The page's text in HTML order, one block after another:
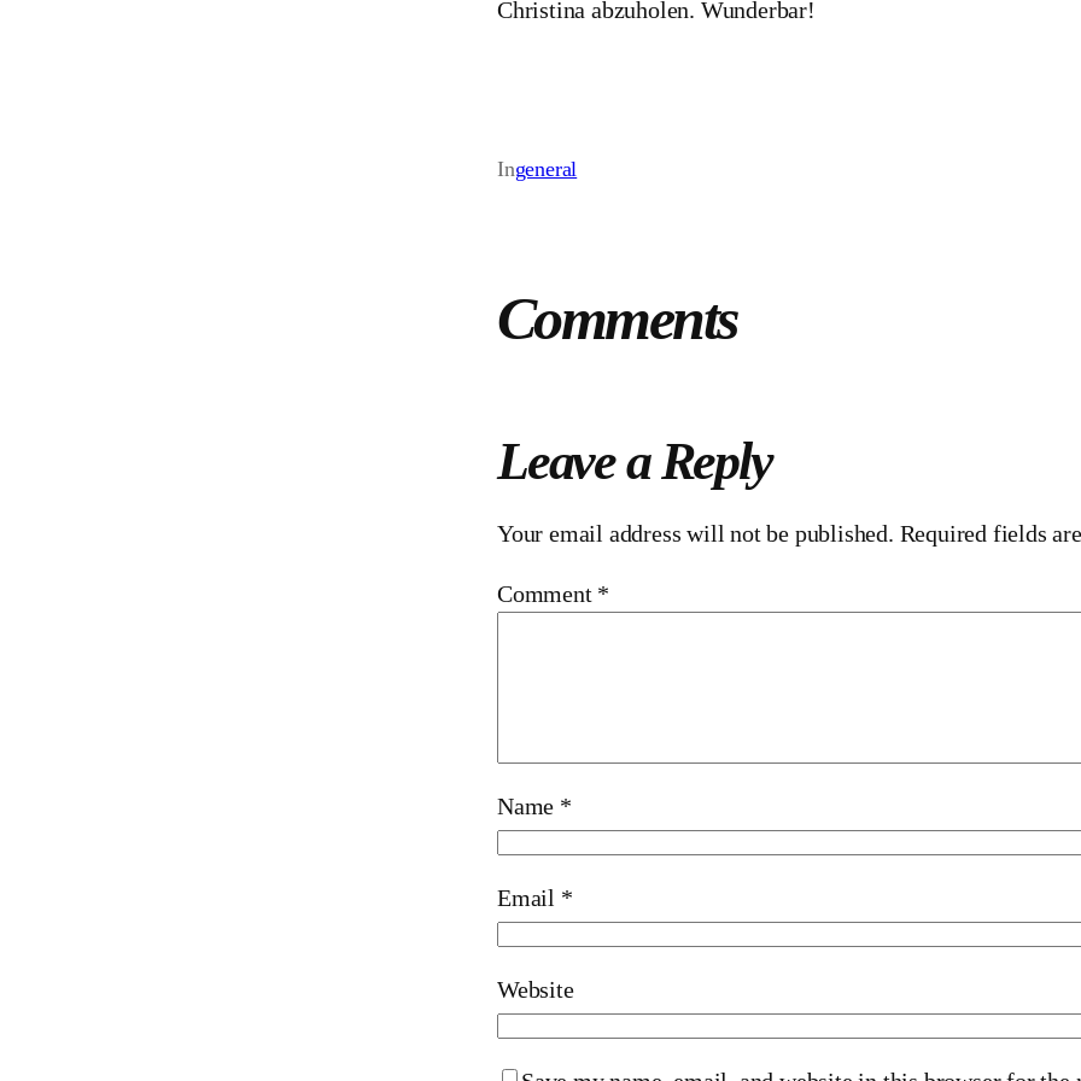
Christina abzuholen. Wunderbar!
Ingeneral
Comments
Leave a Reply
Your email address will not be published. Required fields
Comment *
Name *
Email *
Website